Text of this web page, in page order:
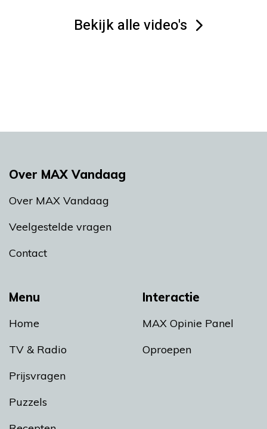
Bekijk alle video's
Menu
Home
TV & Radio
Prijsvragen
Puzzels
Interactie
MAX Opinie Panel
Oproepen
Over MAX Vandaag
Over MAX Vandaag
Veelgestelde vragen
Contact